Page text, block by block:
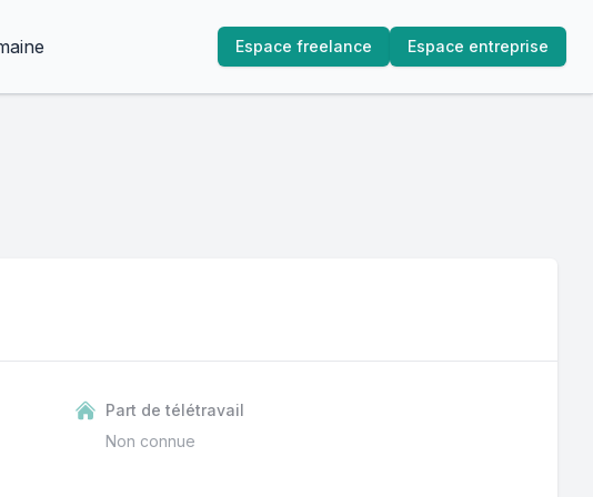
Espace freelance Espace entreprise
Part de télétravail
Non connue